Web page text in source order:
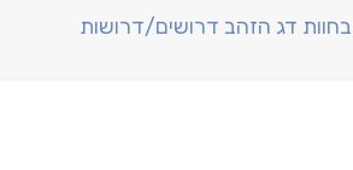
דג הזהב דרושים/דרושות